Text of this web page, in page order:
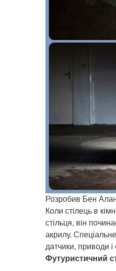
Розробив Бен
Коли стілець в
стільця, він
акрилу.
датчики, приводи і
Футуристичний